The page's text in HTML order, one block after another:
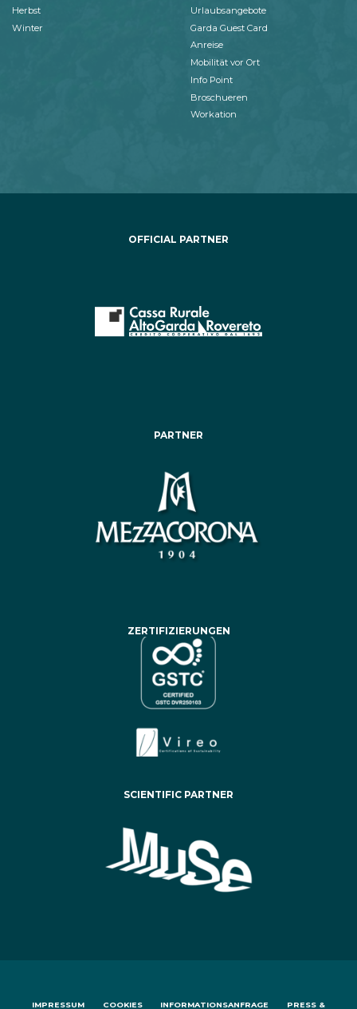
Herbst
Winter
Urlaubsangebote
Garda Guest Card
Anreise
Mobilität vor Ort
Info Point
Broschueren
Workation
OFFICIAL PARTNER
PARTNER
ZERTIFIZIERUNGEN
SCIENTIFIC PARTNER
IMPRESSUM COOKIES INFORMATIONSANFRAGE PRESS &